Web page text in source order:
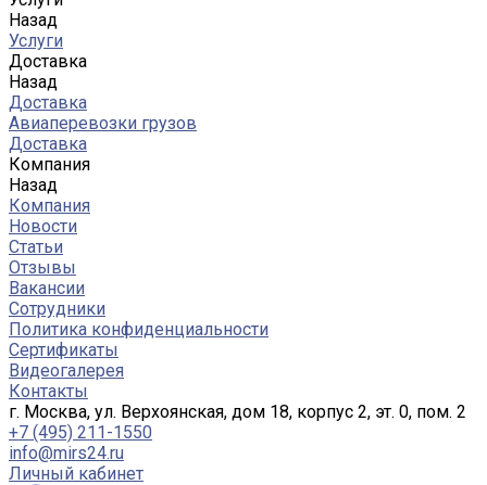
Назад
Услуги
Доставка
Назад
Доставка
Авиаперевозки грузов
Доставка
Компания
Назад
Компания
Новости
Статьи
Отзывы
Вакансии
Сотрудники
Политика конфиденциальности
Сертификаты
Видеогалерея
Контакты
г. Москва, ул. Верхоянская, дом 18, корпус 2, эт. 0, пом. 2
+7 (495) 211-1550
info@mirs24.ru
Личный кабинет